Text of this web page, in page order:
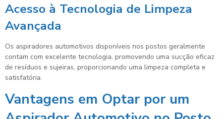
Acesso à Tecnologia de Limpeza
Avançada
Os aspiradores automotivos disponíveis nos postos geralmente
contam com excelente tecnologia, promovendo uma sucção eficaz
de resíduos e sujeiras, proporcionando uma limpeza completa e
satisfatória.
Vantagens em Optar por um